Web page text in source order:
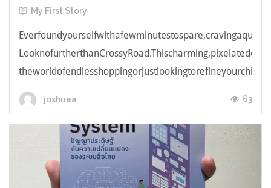
My First Story
joshuaa 63